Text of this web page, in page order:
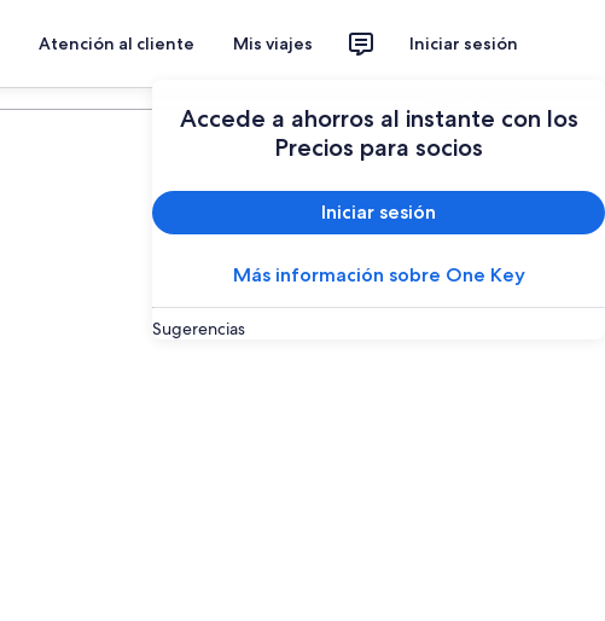
Atención al cliente Mis viajes Iniciar sesión
Accede a ahorros al instante con los
Precios para socios
Iniciar sesión
Más información sobre One Key
Sugerencias